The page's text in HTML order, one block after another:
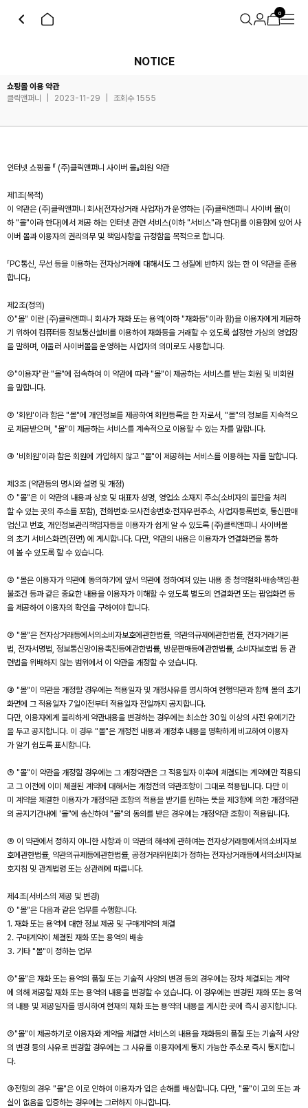
0
NOTICE
쇼핑몰 이용 약관
클릭앤퍼니
2023-11-29 조회수 1555
인터넷 쇼핑몰 『 (주)클릭앤퍼니 사이버 몰』회원 약관
제1조(목적)
이 약관은 (주)클릭앤퍼니 회사(전자상거래 사업자)가 운영하는 (주)클릭앤퍼니 사이버 몰(이
하 "몰"이라 한다)에서 제공 하는 인터넷 관련 서비스(이하 "서비스"라 한다)를 이용함에 있어 사
이버 몰과 이용자의 권리의무 및 책임사항을 규정함을 목적으로 합니다.
「PC통신, 무선 등을 이용하는 전자상거래에 대해서도 그 성질에 반하지 않는 한 이 약관을 준용
합니다」
제2조(정의)
①"몰" 이란 (주)클릭앤퍼니 회사가 재화 또는 용역(이하 "재화등"이라 함)을 이용자에게 제공하
기 위하여 컴퓨터등 정보통신설비를 이용하여 재화등을 거래할 수 있도록 설정한 가상의 영업장
을 말하며, 아울러 사이버몰을 운영하는 사업자의 의미로도 사용합니다.
②"이용자"란 "몰"에 접속하여 이 약관에 따라 "몰"이 제공하는 서비스를 받는 회원 및 비회원
을 말합니다.
③ '회원'이라 함은 "몰"에 개인정보를 제공하여 회원등록을 한 자로서, "몰"의 정보를 지속적으
로 제공받으며, "몰"이 제공하는 서비스를 계속적으로 이용할 수 있는 자를 말합니다.
④ '비회원'이라 함은 회원에 가입하지 않고 "몰"이 제공하는 서비스를 이용하는 자를 말합니다.
제3조 (약관등의 명시와 설명 및 개정)
① "몰"은 이 약관의 내용과 상호 및 대표자 성명, 영업소 소재지 주소(소비자의 불만을 처리
할 수 있는 곳의 주소를 포함), 전화번호·모사전송번호·전자우편주소, 사업자등록번호, 통신판매
업신고 번호, 개인정보관리책임자등을 이용자가 쉽게 알 수 있도록 (주)클릭앤퍼니 사이버몰
의 초기 서비스화면(전면) 에 게시합니다. 다만, 약관의 내용은 이용자가 연결화면을 통하
여 볼 수 있도록 할 수 있습니다.
② "몰은 이용자가 약관에 동의하기에 앞서 약관에 정하여져 있는 내용 중 청약철회·배송책임·환
불조건 등과 같은 중요한 내용을 이용자가 이해할 수 있도록 별도의 연결화면 또는 팝업화면 등
을 제공하여 이용자의 확인을 구하여야 합니다.
③ "몰"은 전자상거래등에서의소비자보호에관한법률, 약관의규제에관한법률, 전자거래기본
법, 전자서명법, 정보통신망이용촉진등에관한법률, 방문판매등에관한법률, 소비자보호법 등 관
련법을 위배하지 않는 범위에서 이 약관을 개정할 수 있습니다.
④ "몰"이 약관을 개정할 경우에는 적용일자 및 개정사유를 명시하여 현행약관과 함께 몰의 초기
화면에 그 적용일자 7일이전부터 적용일자 전일까지 공지합니다.
다만, 이용자에게 불리하게 약관내용을 변경하는 경우에는 최소한 30일 이상의 사전 유예기간
을 두고 공지합니다. 이 경우 "몰"은 개정전 내용과 개정후 내용을 명확하게 비교하여 이용자
가 알기 쉽도록 표시합니다.
⑤ "몰"이 약관을 개정할 경우에는 그 개정약관은 그 적용일자 이후에 체결되는 계약에만 적용되
고 그 이전에 이미 체결된 계약에 대해서는 개정전의 약관조항이 그대로 적용됩니다. 다만 이
미 계약을 체결한 이용자가 개정약관 조항의 적용을 받기를 원하는 뜻을 제3항에 의한 개정약관
의 공지기간내에 '몰"에 송신하여 "몰"의 동의를 받은 경우에는 개정약관 조항이 적용됩니다.
⑥ 이 약관에서 정하지 아니한 사항과 이 약관의 해석에 관하여는 전자상거래등에서의소비자보
호에관한법률, 약관의규제등에관한법률, 공정거래위원회가 정하는 전자상거래등에서의소비자보
호지침 및 관계법령 또는 상관례에 따릅니다.
제4조(서비스의 제공 및 변경)
① "몰"은 다음과 같은 업무를 수행합니다.
1. 재화 또는 용역에 대한 정보 제공 및 구매계약의 체결
2. 구매계약이 체결된 재화 또는 용역의 배송
3. 기타 "몰"이 정하는 업무
②"몰"은 재화 또는 용역의 품절 또는 기술적 사양의 변경 등의 경우에는 장차 체결되는 계약
에 의해 제공할 재화 또는 용역의 내용을 변경할 수 있습니다. 이 경우에는 변경된 재화 또는 용역
의 내용 및 제공일자를 명시하여 현재의 재화 또는 용역의 내용을 게시한 곳에 즉시 공지합니다.
③"몰"이 제공하기로 이용자와 계약을 체결한 서비스의 내용을 재화등의 품절 또는 기술적 사양
의 변경 등의 사유로 변경할 경우에는 그 사유를 이용자에게 통지 가능한 주소로 즉시 통지합니
다.
④전항의 경우 "몰"은 이로 인하여 이용자가 입은 손해를 배상합니다. 다만, "몰"이 고의 또는 과
실이 없음을 입증하는 경우에는 그러하지 아니합니다.